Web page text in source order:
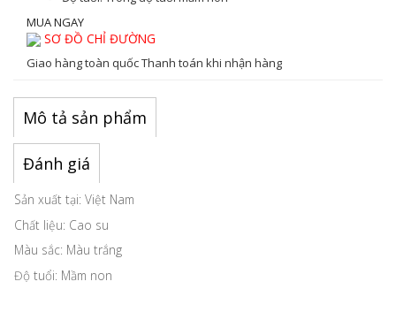
MUA NGAY
SƠ ĐỒ CHỈ ĐƯỜNG
Giao hàng toàn quốcThanh toán khi nhận hàng
Mô tả sản phẩm
Đánh giá
Sản xuất tại: Việt Nam
Chất liệu: Cao su
Màu sắc: Màu trắng
Độ tuổi: Mầm non